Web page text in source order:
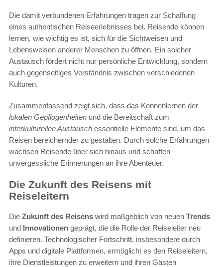
Die damit verbundenen Erfahrungen tragen zur Schaffung
eines authentischen Reiseerlebnisses bei. Reisende können
lernen, wie wichtig es ist, sich für die Sichtweisen und
Lebensweisen anderer Menschen zu öffnen. Ein solcher
Austausch fördert nicht nur persönliche Entwicklung, sondern
auch gegenseitiges Verständnis zwischen verschiedenen
Kulturen.
Zusammenfassend zeigt sich, dass das Kennenlernen der
lokalen Gepflogenheiten und die Bereitschaft zum
interkulturellen Austausch essentielle Elemente sind, um das
Reisen bereichernder zu gestalten. Durch solche Erfahrungen
wachsen Reisende über sich hinaus und schaffen
unvergessliche Erinnerungen an ihre Abenteuer.
Die Zukunft des Reisens mit
Reiseleitern
Die Zukunft des Reisens wird maßgeblich von neuen Trends
und Innovationen geprägt, die die Rolle der Reiseleiter neu
definieren. Technologischer Fortschritt, insbesondere durch
Apps und digitale Plattformen, ermöglicht es den Reiseleitern,
ihre Dienstleistungen zu erweitern und ihren Gästen